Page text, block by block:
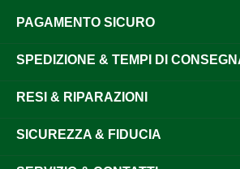
PAGAMENTO SICURO
SPEDIZIONE & TEMPI DI
RESI & RIPARAZIONI
SICUREZZA & FIDUCIA